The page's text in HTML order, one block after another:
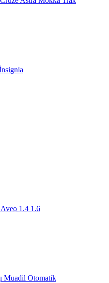
1.4 1.6
Muadil Otomatik